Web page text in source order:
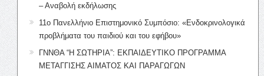
– Αναβολή εκδήλωσης
11ο Πανελλήνιο Επιστημονικό Συμπόσιο: «Ενδοκρινολογικά
προβλήματα του παιδιού και του εφήβου»
ΓΝΝΘΑ “Η ΣΩΤΗΡΙΑ”: ΕΚΠΑΙΔΕΥΤΙΚΟ ΠΡΟΓΡΑΜΜΑ
ΜΕΤΑΓΓΙΣΗΣ ΑΙΜΑΤΟΣ ΚΑΙ ΠΑΡΑΓΩΓΩΝ